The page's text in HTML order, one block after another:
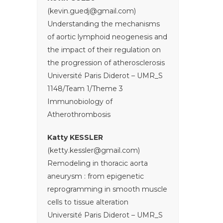
(kevin.guedj@gmail.com)
Understanding the mechanisms
of aortic lymphoid neogenesis and
the impact of their regulation on
the progression of atherosclerosis
Université Paris Diderot – UMR_S
1148/Team 1/Theme 3
Immunobiology of
Atherothrombosis
Katty KESSLER
(ketty.kessler@gmail.com)
Remodeling in thoracic aorta
aneurysm : from epigenetic
reprogramming in smooth muscle
cells to tissue alteration
Université Paris Diderot – UMR_S